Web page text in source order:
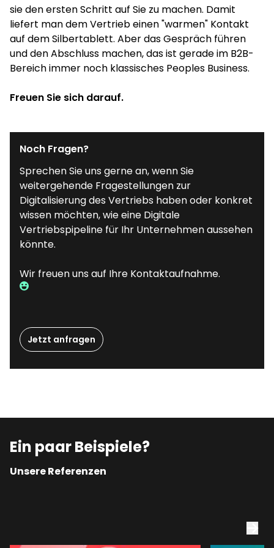
Partnerstatus, was uns leider keine besseren
Konditionen verschafft, aber die Expertise
dokumentiert, dass wir Ihr Budget optimal einsetzen
können.
sie den ersten Schritt auf Sie zu machen. Damit
liefert man dem Vertrieb einen "warmen" Kontakt
auf dem Silbertablett. Aber das Gespräch führen
und den Abschluss machen, das ist gerade im B2B-
Bereich immer noch klassisches Peoples Business.
Freuen Sie sich darauf.
Noch Fragen?
Sprechen Sie uns gerne an, wenn Sie
weitergehende Fragestellungen zur
Digitalisierung des Vertriebs haben oder konkret
wissen möchten, wie eine Digitale
Vertriebspipeline für Ihr Unternehmen aussehen
könnte.
Wir freuen uns auf Ihre Kontaktaufnahme.
Jetzt anfragen
Ein paar Beispiele?
Unsere Referenzen